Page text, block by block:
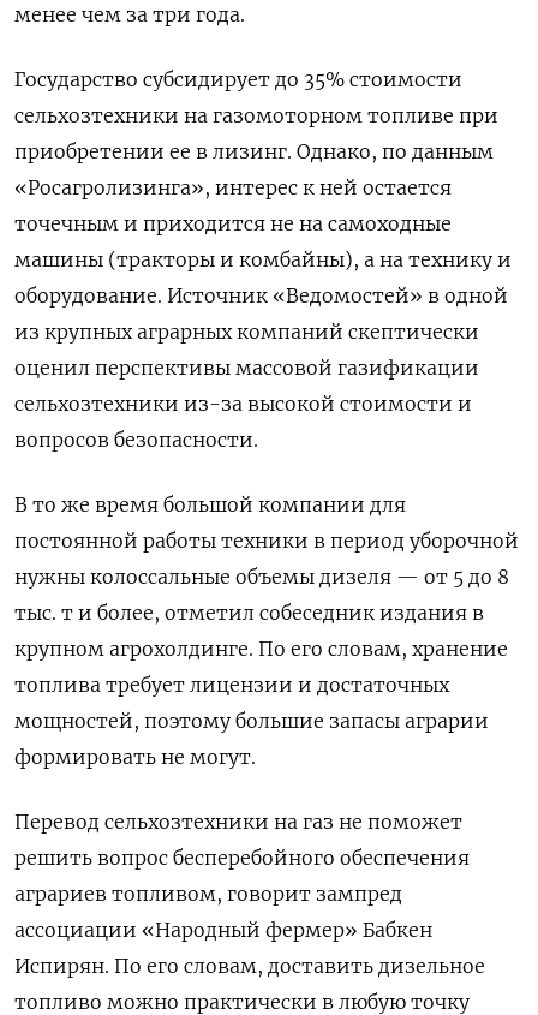
менее чем за три года.
Государство субсидирует до 35% стоимости
сельхозтехники на газомоторном топливе при
приобретении ее в лизинг. Однако, по данным
«Росагролизинга», интерес к ней остается
точечным и приходится не на самоходные
машины (тракторы и комбайны), а на технику и
оборудование. Источник «Ведомостей» в одной
из крупных аграрных компаний скептически
оценил перспективы массовой газификации
сельхозтехники из-за высокой стоимости и
вопросов безопасности.
В то же время большой компании для
постоянной работы техники в период уборочной
нужны колоссальные объемы дизеля — от 5 до 8
тыс. т и более, отметил собеседник издания в
крупном агрохолдинге. По его словам, хранение
топлива требует лицензии и достаточных
мощностей, поэтому большие запасы аграрии
формировать не могут.
Перевод сельхозтехники на газ не поможет
решить вопрос бесперебойного обеспечения
аграриев топливом, говорит зампред
ассоциации «Народный фермер» Бабкен
Испирян. По его словам, доставить дизельное
топливо можно практически в любую точку